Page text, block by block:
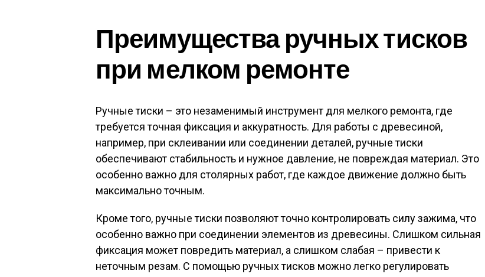
Преимущества ручных тисков
при мелком ремонте
Ручные тиски – это незаменимый инструмент для мелкого ремонта, где
требуется точная фиксация и аккуратность. Для работы с древесиной,
например, при склеивании или соединении деталей, ручные тиски
обеспечивают стабильность и нужное давление, не повреждая материал. Это
особенно важно для столярных работ, где каждое движение должно быть
максимально точным.
Кроме того, ручные тиски позволяют точно контролировать силу зажима, что
особенно важно при соединении элементов из древесины. Слишком сильная
фиксация может повредить материал, а слишком слабая – привести к
неточным резам. С помощью ручных тисков можно легко регулировать